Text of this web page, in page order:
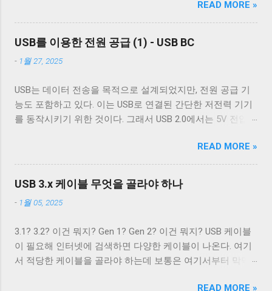
이블이 ...
말지에 대한 플래그로 OPOST 가 꺼져있으면 다른 플래그와
상관없이 터미널은 받은 문자열을 그대로 보여준다. 이 플래
그를 끄는 경우는 거의 없다. 하지만 터미널을 텍스트를 보여
서 원하는대로 동작할 수 있게 해주는 플래그는 ONLCR 이다.
ONLCR 이 켜져 있으면 터미널은 출력을 해석할 때 NL 을
CRNL 로 해석한다. 즉, Unix에서도 ONLCR 이 꺼져있다면, LF
위치의 다음 줄로 이동한다. Unix 계열 운영 체제에서 윈도우
할 수 있다. 이외에도 구형 Mac OS 처럼 동작하게 해주는
OCRNL 플래그나 탭문자( 0x09 , \t )를...
에 대한 자세한 설명은 다음 기회에 하도록 하겠다.) 그리고
혹시 차폐에 쌓여있을 수 있는 노이즈를 접지로 보내 안전하
게 제거하기 위한 GND_DRAIN 케이블까지 총 7개의 케이블
이 사용된다. 이 중 VCC 와 GND 는 USB 2.0에서 사용하는 선
과 공유하기 때문에 새로운 5개의 선이 더 필요하다. 이미지
결하기 위해 USB 3.0 표준은 새로운 모양의 Type B 컨넥터를
도입했다. 기존 Type B 컨넥터는 4개의 핀만을 가지고 있고
확장할 수 없는 구조로 돼있기 때문이다. 따라서 Type B 컨넥
USB 3.0 케이블인지 쉽게 구분할 수 있다. 하지만 Type A 컨넥
터나 Type C 컨넥터는 상황이 다르다. 상하 대칭으로 24개의
핀을 가져 최대 12개의 선을 연결할 수 있는 Type C 컨넥터는
야 한다. 그렇지 않으면 다음과 같이 Type C - Type C 케이블
이지만 최대 전송 속도가 480 Mbps인 케이블을 만나게 된다.
USB 2.0 Type C 케이블도 존재한다. Type A 컨넥터는 상황이
설계됐다. 하지만 Type B와는 다르게 Type A 컨넥터는 너무
READ MORE »
USB를 이용한 전원 공급 (1) - USB BC
- 1월 27, 2025
USB는 데이터 전송을 목적으로 설계되었지만, 전원 공급 기
능도 포함하고 있다. 이는 USB로 연결된 간단한 저전력 기기
를 동작시키기 위한 것이다. 그래서 USB 2.0에서는 5V 전압과
가능하다. 하지만 이 스펙은 어디까지나 USB를 통한 데이터
통신을 하는 데 필요한 디바이스를 동작시키기 위함이지,
USB를 전원 공급을 위해 이용하려는 목적은 아니었다. 따라
서 저전력 기기가 아닌 외장 하드 같은 디바이스는 별도의 전
원 공급을 필요로 했고, USB를 통한 전원 충전은 USB가 본래
지만 iPod을 비롯한 많은 MP3 플레이어나 PMP 플레이어들
이 이를 이용한 충전 기능을 가지고 나왔다. 어차피 데이터 통
신을 위해 USB 포트가 필요하니 별도의 충전 포트를 만드는
READ MORE »
USB 3.x 케이블 무엇을 골라야 하나
- 1월 05, 2025
3.1? 3.2? 이건 뭐지? Gen 1? Gen 2? 이건 뭐지? USB 케이블
이 필요해 인터넷에 검색하면 다양한 케이블이 나온다. 여기
서 적당한 케이블을 골라야 하는데 보통은 여기서부터 막막
READ MORE »